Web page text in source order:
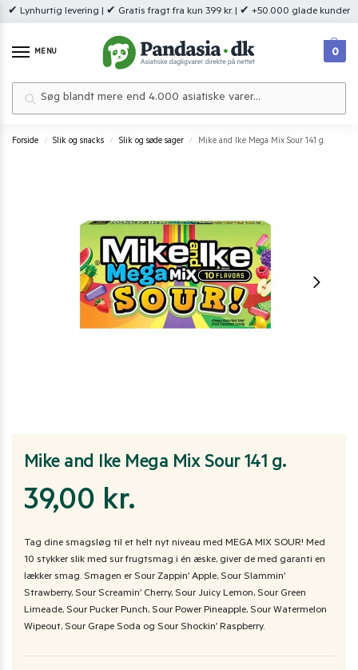
✔ Lynhurtig levering | ✔ Gratis fragt fra kun 399 kr. | ✔ +50.000 glade kunder
MENU 0
Forside / Slik og snacks / Slik og søde sager / Mike and Ike Mega Mix Sour 141 g.
Mike and Ike Mega Mix Sour 141 g.
39,00 kr.
Tag dine smagsløg til et helt nyt niveau med MEGA MIX SOUR! Med
10 stykker slik med sur frugtsmag i én æske, giver de med garanti en
lækker smag. Smagen er Sour Zappin’ Apple, Sour Slammin’
Strawberry, Sour Screamin’ Cherry, Sour Juicy Lemon, Sour Green
Limeade, Sour Pucker Punch, Sour Power Pineapple, Sour Watermelon
Wipeout, Sour Grape Soda og Sour Shockin’ Raspberry.